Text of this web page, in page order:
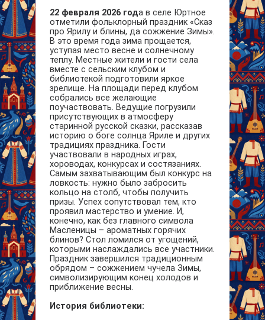
22 февраля 2026 года в селе Юртное
отметили фольклорный праздник «Сказ
про Ярилу и блины, да сожжение Зимы».
В это время года зима прощается,
уступая место весне и солнечному
теплу. Местные жители и гости села
вместе с сельским клубом и
библиотекой подготовили яркое
зрелище. На площади перед клубом
собрались все желающие
поучаствовать. Ведущие погрузили
присутствующих в атмосферу
старинной русской сказки, рассказав
историю о боге солнца Яриле и других
традициях праздника. Гости
участвовали в народных играх,
хороводах, конкурсах и состязаниях.
Самым захватывающим был конкурс на
ловкость: нужно было забросить
кольцо на столб, чтобы получить
призы. Успех сопутствовал тем, кто
проявил мастерство и умение. И,
конечно, как без главного символа
Масленицы – ароматных горячих
блинов? Стол ломился от угощений,
которыми наслаждались все участники.
Праздник завершился традиционным
обрядом – сожжением чучела Зимы,
символизирующим конец холодов и
приближение весны.
История библиотеки: